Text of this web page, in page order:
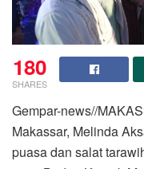
180
SHARES
Gempar-news//
Makassar, Melinda
puasa dan salat